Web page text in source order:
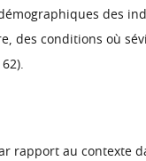
des
des conditions où
rapport au